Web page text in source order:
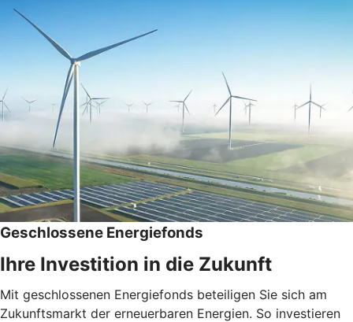
Geschlossene Energiefonds
Ihre Investition in die Zukunft
Mit geschlossenen Energiefonds beteiligen Sie sich am
Zukunftsmarkt der erneuerbaren Energien. So investieren